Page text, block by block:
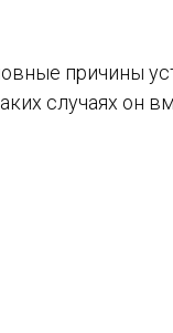
причины
случаях он